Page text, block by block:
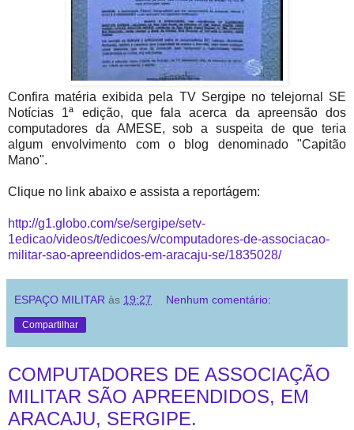
Confira matéria exibida pela TV Sergipe no telejornal SE
Notícias 1ª edição, que fala acerca da apreensão dos
computadores da AMESE, sob a suspeita de que teria
algum envolvimento com o blog denominado "Capitão
Mano".
Clique no link abaixo e assista a reportágem:
http://g1.globo.com/se/sergipe/setv-
1edicao/videos/t/edicoes/v/computadores-de-associacao-
militar-sao-apreendidos-em-aracaju-se/1835028/
ESPAÇO MILITAR às 19:27 Nenhum comentário:
Compartilhar
COMPUTADORES DE ASSOCIAÇÃO
MILITAR SÃO APREENDIDOS, EM
ARACAJU, SERGIPE.